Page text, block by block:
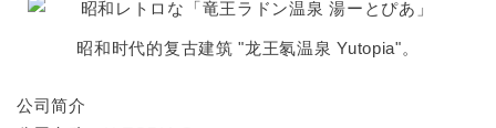
昭和时代的复古建筑 "龙王氡温泉 Yutopia"。
公司简介